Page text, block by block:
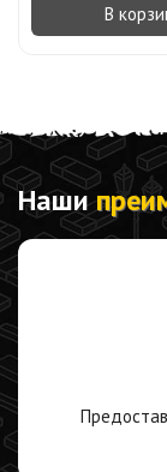
В
Наши